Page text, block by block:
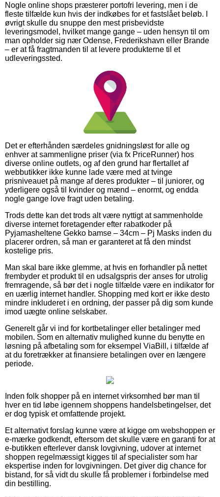
Nogle online shops præsterer portofri levering, men i de
fleste tilfælde kun hvis der indkøbes for et fastslået beløb. I
øvrigt skulle du snuppe den mest prisbevidste
leveringsmodel, hvilket mange gange – uden hensyn til om
man opholder sig nær Odense, Frederikshavn eller Brande
– er at få fragtmanden til at levere produkterne til et
udleveringssted.
Det er efterhånden særdeles gnidningsløst for alle og
enhver at sammenligne priser (via fx PriceRunner) hos
diverse online outlets, og af den grund har flertallet af
webbutikker ikke kunne lade være med at tvinge
prisniveauet på mange af deres produkter – til juniorer, og
yderligere også til kvinder og mænd – enormt, og endda
nogle gange love fragt uden betaling.
Trods dette kan det trods alt være nyttigt at sammenholde
diverse internet foretagender efter rabatkoder på
Pyjamasheltene Gekko bamse – 34cm – Pj Masks inden du
placerer ordren, så man er garanteret at få den mindst
kostelige pris.
Man skal bare ikke glemme, at hvis en forhandler på nettet
frembyder et produkt til en udsalgspris der anses for utrolig
fremragende, så bør det i nogle tilfælde være en indikator for
en uærlig internet handler. Shopping med kort er ikke desto
mindre inkluderet i en ordning, der passer på dig som kunde
imod uægte online selskaber.
Generelt går vi ind for kortbetalinger eller betalinger med
mobilen. Som en alternativ mulighed kunne du benytte en
løsning på afbetaling som for eksempel ViaBill, i tilfælde af
at du foretrækker at finansiere betalingen over en længere
periode.
Inden folk shopper på en internet virksomhed bør man til
hver en tid løbe igennem shoppens handelsbetingelser, det
er dog typisk et omfattende projekt.
Et alternativt forslag kunne være at kigge om webshoppen er
e-mærke godkendt, eftersom det skulle være en garanti for at
e-butikken efterlever dansk lovgivning, udover at internet
shoppen regelmæssigt kigges til af specialister som har
ekspertise inden for lovgivningen. Det giver dig chance for
bistand, for så vidt du skulle få problemer i forbindelse med
din bestilling.